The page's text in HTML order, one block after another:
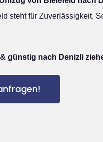
steht für Zuverlässigkeit,
günstig nach Denizli